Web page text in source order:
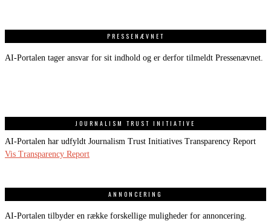
PRESSENÆVNET
AI-Portalen tager ansvar for sit indhold og er derfor tilmeldt Pressenævnet.
JOURNALISM TRUST INITIATIVE
AI-Portalen har udfyldt Journalism Trust Initiatives Transparency Report
Vis Transparency Report
ANNONCERING
AI-Portalen tilbyder en række forskellige muligheder for annoncering.